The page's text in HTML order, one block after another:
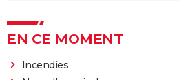
EN CE MOMENT
Incendies